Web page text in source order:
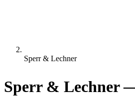
Sperr & Lechner
Sperr & Lechner